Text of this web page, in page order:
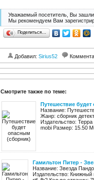
Уважаемый посетитель, Вы зашли
Мы рекомендуем Вам
Поделиться…
Добавил: Sirius52
Смотрите также по теме:
Путешествие
Название:
Жанр: сборник
Издательство:
mobi Размер: 15.50
Гамильтон Питер -
Название: Звезда
Издательство: